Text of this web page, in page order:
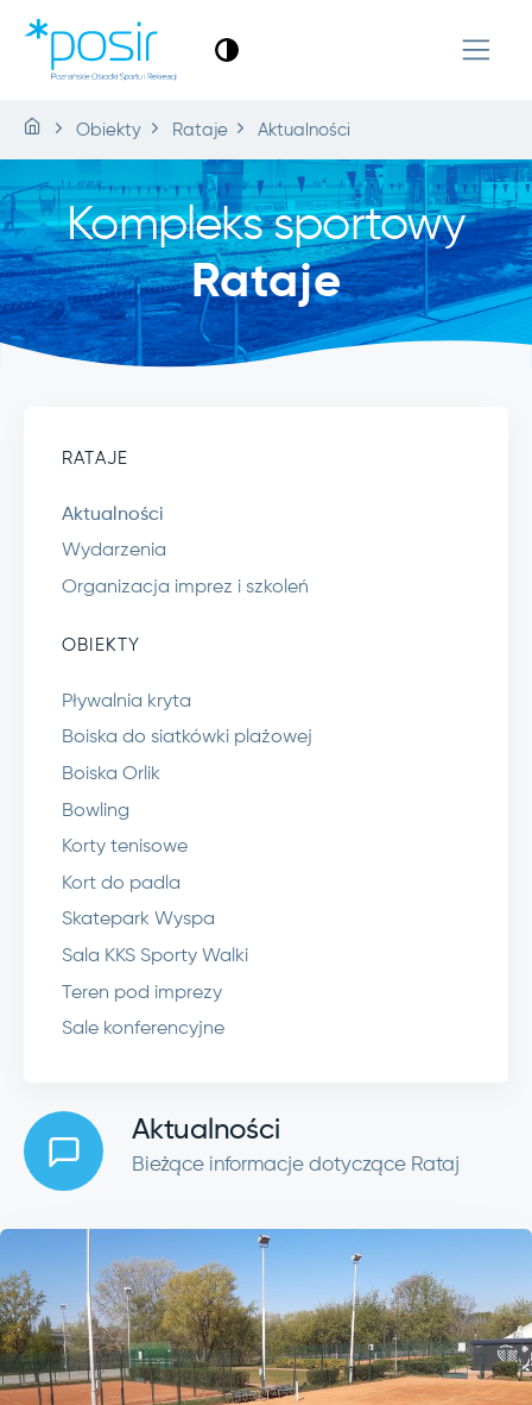
Obiekty Rataje Aktualności
Kompleks sportowy
Rataje
RATAJE
Aktualności
Wydarzenia
Organizacja imprez i szkoleń
OBIEKTY
Pływalnia kryta
Boiska do siatkówki plażowej
Boiska Orlik
Bowling
Korty tenisowe
Kort do padla
Skatepark Wyspa
Sala KKS Sporty Walki
Teren pod imprezy
Sale konferencyjne
Aktualności
Bieżące informacje dotyczące Rataj